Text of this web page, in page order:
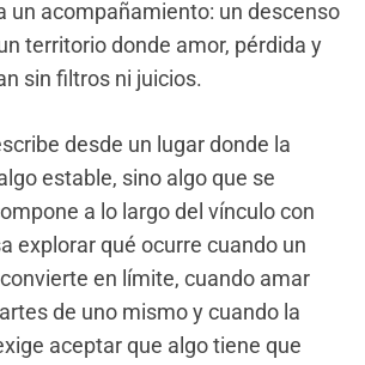
un acompañamiento: un descenso
territorio donde amor, pérdida y
sin filtros ni juicios.
desde un lugar donde la
estable, sino algo que se
a lo largo del vínculo con
explorar qué ocurre cuando un
en límite, cuando amar
de uno mismo y cuando la
aceptar que algo tiene que